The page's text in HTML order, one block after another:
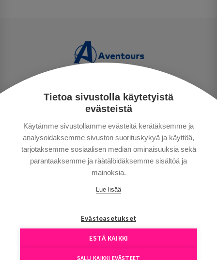
Tietoa sivustolla käytetyistä
evästeistä
Käytämme sivustollamme evästeitä kerätäksemme ja
analysoidaksemme sivuston suorituskykyä ja käyttöä,
tarjotaksemme sosiaalisen median ominaisuuksia sekä
parantaaksemme ja räätälöidäksemme sisältöä ja
mainoksia.
Lue lisää
Evästeasetukset
ESTÄ KAIKKI
SALLI KAIKKI EVÄSTEET
TIETOSUOJA
MAKSUTAVAT
MATKAEHDOT
HYVÄ TIETÄÄ
YHTEYSTIEDOT
Сopyright © Aventours 2026